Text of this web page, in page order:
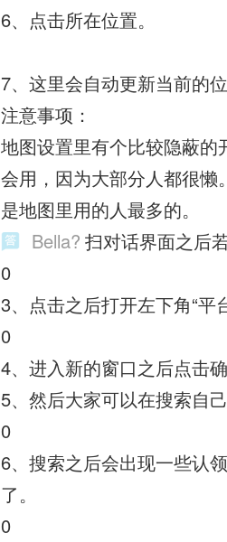
6、点击所在位置。
7、这里会自动更新当前的
注意事项：
地图设置里有个比较隐蔽
会用，因为大部分人都很懒
是地图里用的人最多的。
Bella? 扫对话界面之后
0
3、点击之后打开左下角“平
0
4、进入新的窗口之后点击
5、然后大家可以在搜索自
0
6、搜索之后会出现一些认
了。
0